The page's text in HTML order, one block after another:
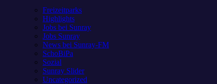
Freizeitparks
Highlights
Jobs bei Sunray
Jobs Sunray
News bei Sunray-FM
SchoBiPa
Sozial
Sunray Slider
Uncategorized